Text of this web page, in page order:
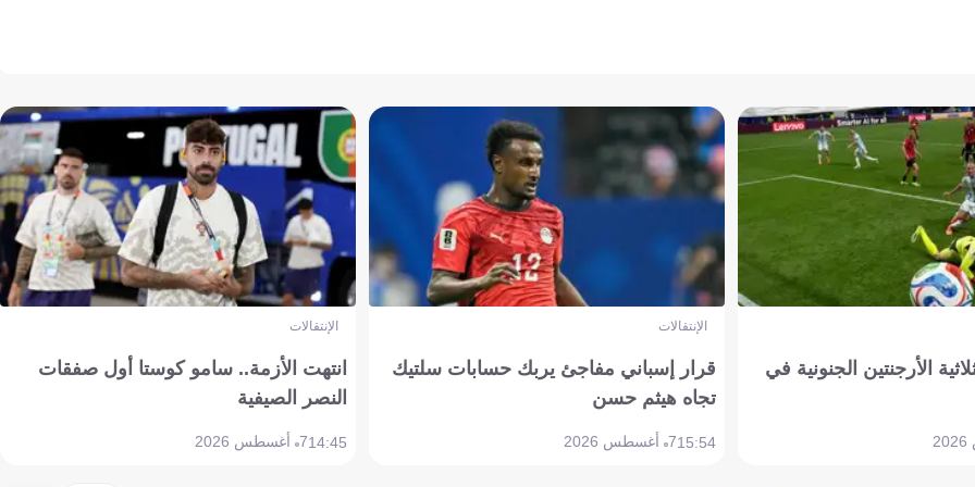
الأرجنتين الجنونية في
الإنتقالات
قرار إسباني مفاجئ يربك حسابات سلتيك
تجاه هيثم حسن
15:547 أغسطس 2026
الإنتقالات
انتهت الأزمة.. سامو كوستا أول صفقات
النصر الصيفية
14:457 أغسطس 2026